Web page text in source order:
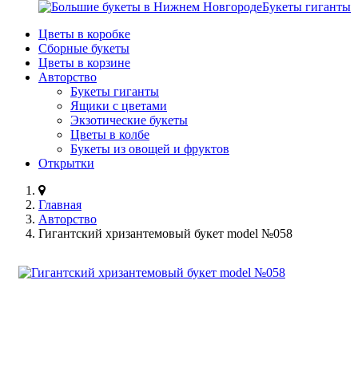
Букеты гиганты
Цветы в коробке
Сборные букеты
Цветы в корзине
Авторство
Букеты гиганты
Ящики с цветами
Экзотические букеты
Цветы в колбе
Букеты из овощей и фруктов
Открытки
Главная
Авторство
Гигантский хризантемовый букет model №058